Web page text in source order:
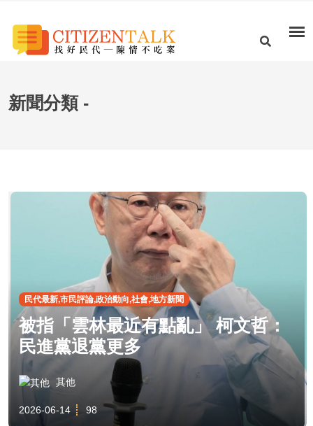
新聞分類 -
民代最新,市民評論,政治動向,社會,地方新聞
被指「雲林最近有點亂」 柯文哲：
民進黨退黨更多
其他
2026-06-14 98